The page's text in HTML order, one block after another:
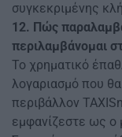
συγκεκριμένης
12. Πώς
περιλαμβάνομαι
Το χρηματικό
λογαριασμό που
περιβάλλον
εμφανίζεστε ως ο